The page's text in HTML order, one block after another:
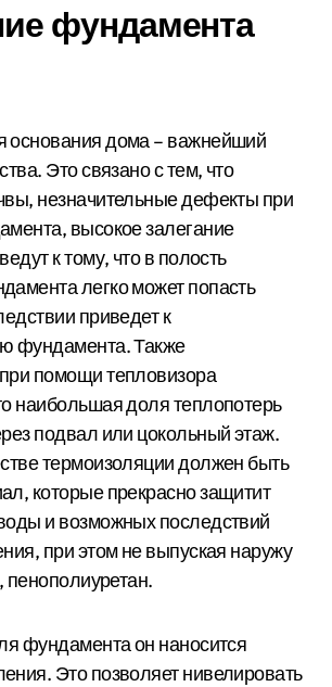
фундамента
основания дома – важнейший
Это связано с тем, что
незначительные дефекты при
высокое залегание
к тому, что в полость
легко может попасть
приведет к
фундамента. Также
помощи тепловизора
наибольшая доля теплопотерь
подвал или цокольный этаж.
термоизоляции должен быть
которые прекрасно защитит
и возможных последствий
при этом не выпуская наружу
пенополиуретан.
фундамента он наносится
Это позволяет нивелировать